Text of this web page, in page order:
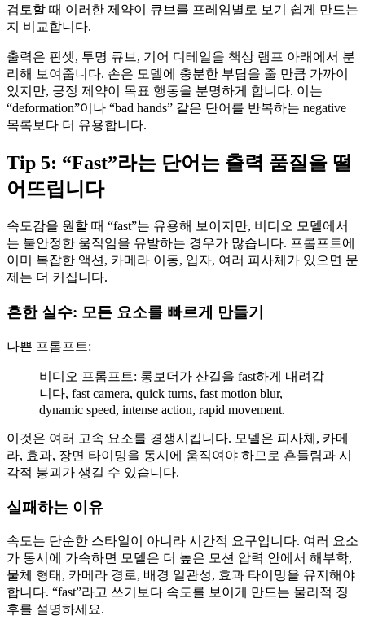
검토할 때 이러한 제약이 큐브를 프레임별로 보기 쉽게 만드는
지 비교합니다.
출력은 핀셋, 투명 큐브, 기어 디테일을 책상 램프 아래에서 분
리해 보여줍니다. 손은 모델에 충분한 부담을 줄 만큼 가까이
있지만, 긍정 제약이 목표 행동을 분명하게 합니다. 이는
“deformation”이나 “bad hands” 같은 단어를 반복하는 negative
목록보다 더 유용합니다.
Tip 5: “Fast”라는 단어는 출력 품질을 떨
어뜨립니다
속도감을 원할 때 “fast”는 유용해 보이지만, 비디오 모델에서
는 불안정한 움직임을 유발하는 경우가 많습니다. 프롬프트에
이미 복잡한 액션, 카메라 이동, 입자, 여러 피사체가 있으면 문
제는 더 커집니다.
흔한 실수: 모든 요소를 빠르게 만들기
나쁜 프롬프트:
비디오 프롬프트: 롱보더가 산길을 fast하게 내려갑
니다, fast camera, quick turns, fast motion blur,
dynamic speed, intense action, rapid movement.
이것은 여러 고속 요소를 경쟁시킵니다. 모델은 피사체, 카메
라, 효과, 장면 타이밍을 동시에 움직여야 하므로 흔들림과 시
각적 붕괴가 생길 수 있습니다.
실패하는 이유
속도는 단순한 스타일이 아니라 시간적 요구입니다. 여러 요소
가 동시에 가속하면 모델은 더 높은 모션 압력 안에서 해부학,
물체 형태, 카메라 경로, 배경 일관성, 효과 타이밍을 유지해야
합니다. “fast”라고 쓰기보다 속도를 보이게 만드는 물리적 징
후를 설명하세요.